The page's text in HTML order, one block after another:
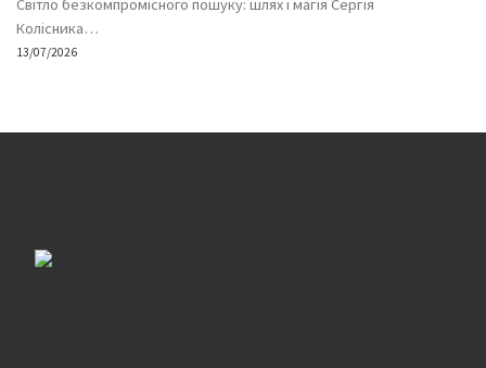
Світло безкомпромісного пошуку: шлях і магія Сергія
Колісника…
13/07/2026